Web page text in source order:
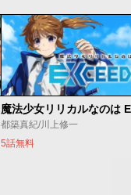
都築真紀/川上修一
5話無料